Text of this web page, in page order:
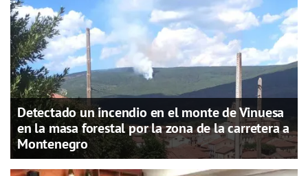
Detectado un incendio en el monte de Vinuesa
en la masa forestal por la zona de la carretera a
Montenegro